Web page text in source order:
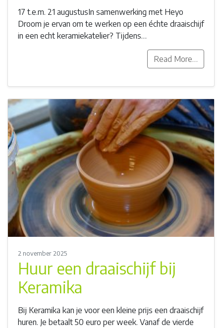
17 t.e.m. 21 augustusIn samenwerking met Heyo
Droom je ervan om te werken op een échte draaischijf
in een echt keramiekatelier? Tijdens…
Read More…
2 november 2025
Huur een draaischijf bij
Keramika
Bij Keramika kan je voor een kleine prijs een draaischijf
huren. Je betaalt 50 euro per week. Vanaf de vierde